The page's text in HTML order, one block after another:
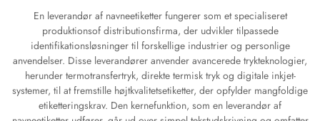
En leverandør af navneetiketter fungerer som et specialiseret
produktionsof distributionsfirma, der udvikler tilpassede
identifikationsløsninger til forskellige industrier og personlige
anvendelser. Disse leverandører anvender avancerede trykteknologier,
herunder termotransfertryk, direkte termisk tryk og digitale inkjet-
systemer, til at fremstille højtkvalitetsetiketter, der opfylder mangfoldige
etiketteringskrav. Den kernefunktion, som en leverandør af